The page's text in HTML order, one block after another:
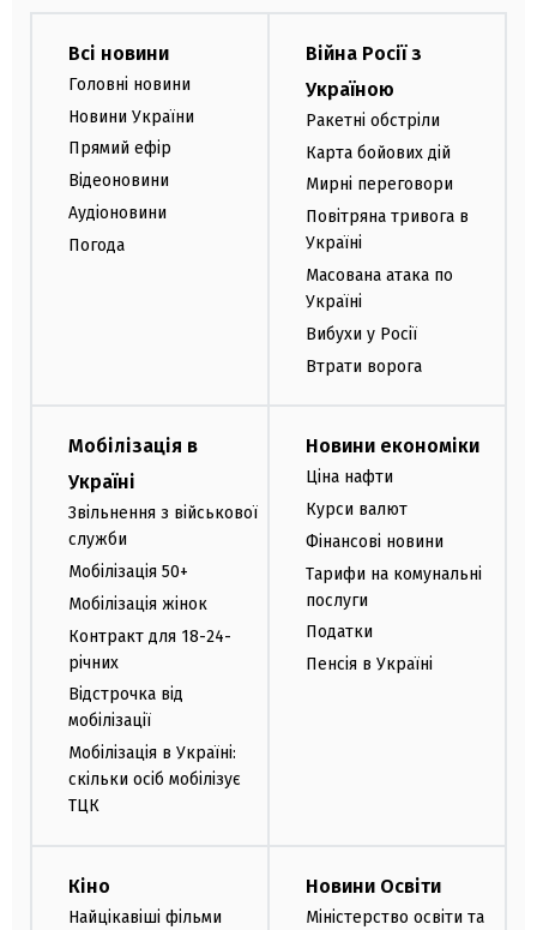
Всі новини
Головні новини
Новини України
Прямий ефір
Відеоновини
Аудіоновини
Погода
Війна Росії з
Україною
Ракетні обстріли
Карта бойових дій
Мирні переговори
Повітряна тривога в
Україні
Масована атака по
Україні
Вибухи у Росії
Втрати ворога
Мобілізація в
Україні
Звільнення з військової
служби
Мобілізація 50+
Мобілізація жінок
Контракт для 18-24-
річних
Відстрочка від
мобілізації
Мобілізація в Україні:
скільки осіб мобілізує
ТЦК
Новини економіки
Ціна нафти
Курси валют
Фінансові новини
Тарифи на комунальні
послуги
Податки
Пенсія в Україні
Кіно
Найцікавіші фільми
Новини Освіти
Міністерство освіти та